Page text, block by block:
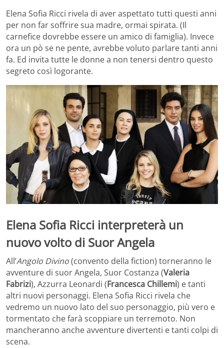
Elena Sofia Ricci rivela di aver aspettato tutti questi anni
per non far soffrire sua madre, ormai spirata. (Il
carnefice dovrebbe essere un amico di famiglia). Invece
ora un pò se ne pente, avrebbe voluto parlare tanti anni
fa. Ed invita tutte le donne a non tenersi dentro questo
segreto così logorante.
Elena Sofia Ricci interpreterà un
nuovo volto di Suor Angela
All’Angolo Divino(convento della fiction) torneranno le
avventure di suor Angela, Suor Costanza (Valeria
Fabrizi), Azzurra Leonardi (Francesca Chillemi) e tanti
altri nuovi personaggi. Elena Sofia Ricci rivela che
vedremo un nuovo lato del suo personaggio, più vero e
tormentato che farà scoppiare un terremoto. Non
mancheranno anche avventure divertenti e tanti colpi di
scena.